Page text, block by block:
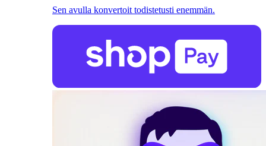
Sen avulla konvertoit todistetusti enemmän.